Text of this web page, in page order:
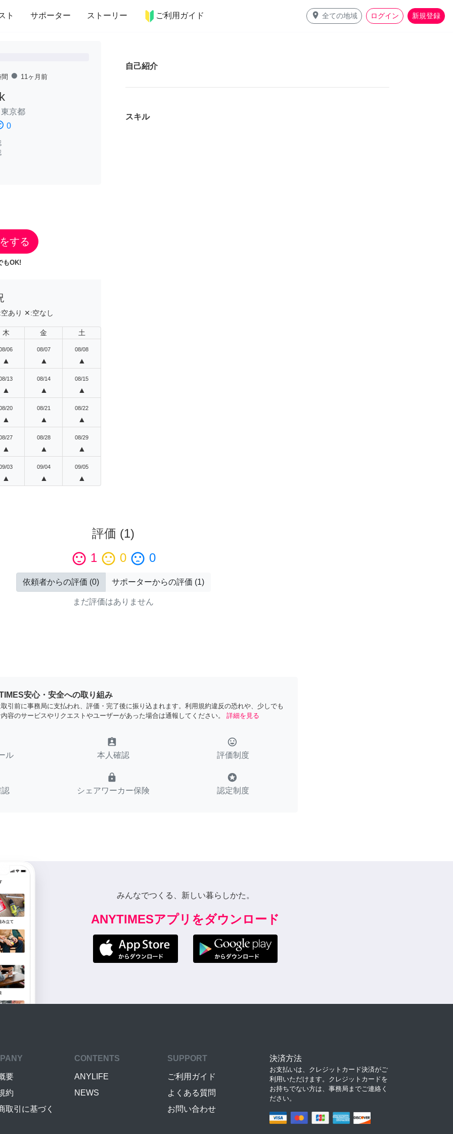
ト サポーター ストーリー ご利用ガイド place 全ての地域 ログイン 新規登録
インテリア 趣味・習い事 ペット 料理
fiber_manual_record 11ヶ月前
東京都
0
する
もOK!
空あり ✕:空なし
木 金 土
06
▲
08/07
▲
08/08
▲
13
▲
08/14
▲
08/15
▲
20
▲
08/21
▲
08/22
▲
27
▲
08/28
▲
08/29
▲
03
▲
09/04
▲
09/05
▲
自己紹介
スキル
評価 (1)
sentiment_satisfied 1 sentiment_neutral 0 sentiment_dissatisfied 0
依頼者からの評価 (0) サポーターからの評価 (1)
まだ評価はありません
安心・安全への取り組み
引前に事務局に支払われ、評価・完了後に振り込まれます。利用規約違反の恐れや、少しでも
容のサービスやリクエストやユーザーがあった場合は通報してください。
詳細を見る
ル
assignment_ind
本人確認
tag_faces
評価制度
lock
シェアワーカー保険
stars
認定制度
みんなでつくる、新しい暮らしかた。
ANYTIMESアプリをダウンロード
要
約
取引に基づく
CONTENTS
ANYLIFE
NEWS
SUPPORT
ご利用ガイド
よくある質問
お問い合わせ
決済方法
お支払いは、クレジットカード決済がご
利用いただけます。クレジットカードを
お持ちでない方は、事務局までご連絡く
ださい。